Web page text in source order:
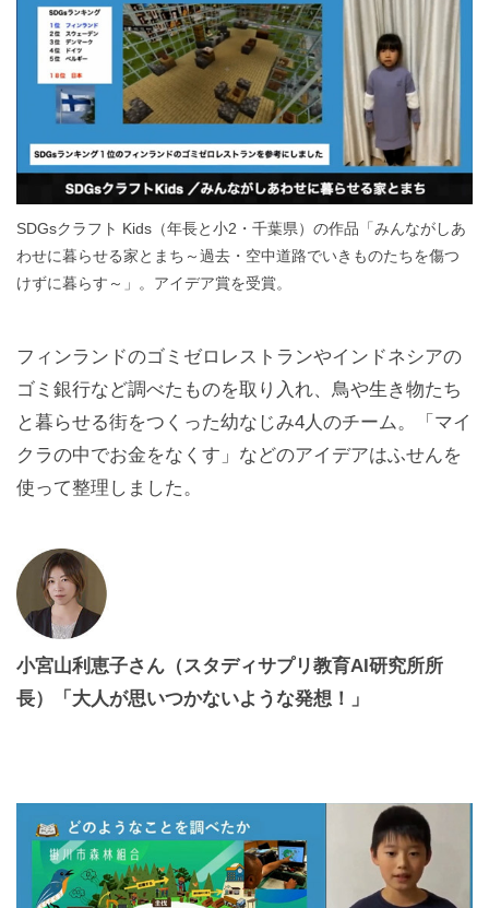
SDGsクラフト Kids（年長と小2・千葉県）の作品「みんながしあ
わせに暮らせる家とまち～過去・空中道路でいきものたちを傷つ
けずに暮らす～」。アイデア賞を受賞。
フィンランドのゴミゼロレストランやインドネシアの
ゴミ銀行など調べたものを取り入れ、鳥や生き物たち
と暮らせる街をつくった幼なじみ4人のチーム。「マイ
クラの中でお金をなくす」などのアイデアはふせんを
使って整理しました。
小宮山利恵子さん（スタディサプリ教育AI研究所所
長）「大人が思いつかないような発想！」